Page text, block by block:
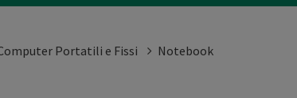
Portatili e Fissi
Notebook